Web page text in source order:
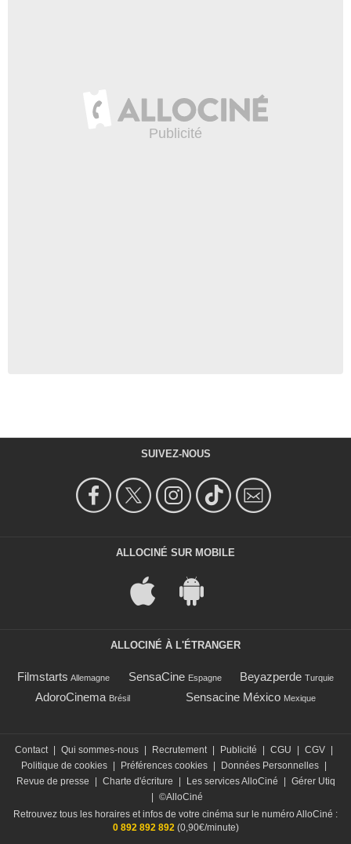
SUIVEZ-NOUS
ALLOCINÉ SUR MOBILE
ALLOCINÉ À L'ÉTRANGER
Filmstarts Allemagne SensaCine Espagne Beyazperde Turquie
AdoroCinema Brésil Sensacine México Mexique
Contact Qui sommes-nous Recrutement Publicité CGU CGV
Politique de cookies
Préférences cookies Données Personnelles
Revue de presse
Charte d'écriture Les services AlloCiné
Gérer Utiq
©AlloCiné
Retrouvez tous les horaires et infos de votre cinéma sur le numéro AlloCiné :
0 892 892 892(0,90€/minute)